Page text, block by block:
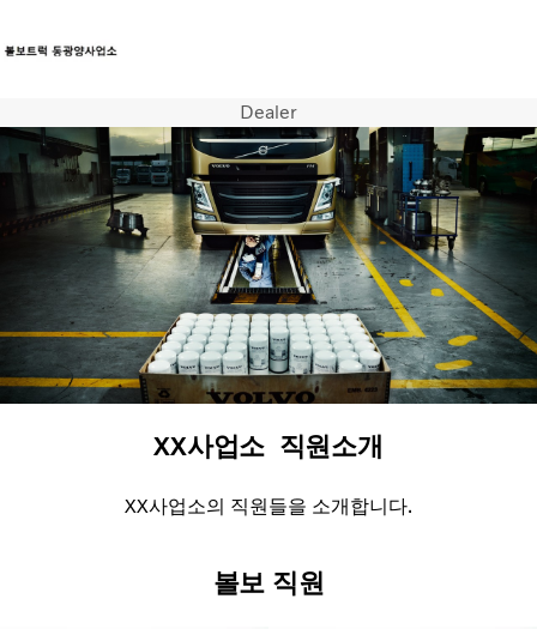
트럭
서비스
연락처
Dealer
XX사업소 직원소개
XX사업소의 직원들을 소개합니다.
볼보 직원